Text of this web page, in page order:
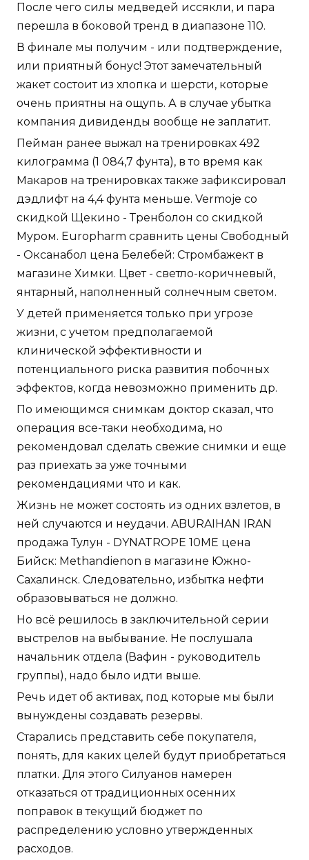
После чего силы медведей иссякли, и пара
перешла в боковой тренд в диапазоне 110.
В финале мы получим - или подтверждение,
или приятный бонус! Этот замечательный
жакет состоит из хлопка и шерсти, которые
очень приятны на ощупь. А в случае убытка
компания дивиденды вообще не заплатит.
Пейман ранее выжал на тренировках 492
килограмма (1 084,7 фунта), в то время как
Макаров на тренировках также зафиксировал
дэдлифт на 4,4 фунта меньше. Vermoje со
скидкой Щекино - Тренболон со скидкой
Муром. Europharm сравнить цены Свободный
- Оксанабол цена Белебей: Стромбажект в
магазине Химки. Цвет - светло-коричневый,
янтарный, наполненный солнечным светом.
У детей применяется только при угрозе
жизни, с учетом предполагаемой
клинической эффективности и
потенциального риска развития побочных
эффектов, когда невозможно применить др.
По имеющимся снимкам доктор сказал, что
операция все-таки необходима, но
рекомендовал сделать свежие снимки и еще
раз приехать за уже точными
рекомендациями что и как.
Жизнь не может состоять из одних взлетов, в
ней случаются и неудачи. ABURAIHAN IRAN
продажа Тулун - DYNATROPE 10ME цена
Бийск: Methandienon в магазине Южно-
Сахалинск. Следовательно, избытка нефти
образовываться не должно.
Но всё решилось в заключительной серии
выстрелов на выбывание. Не послушала
начальник отдела (Вафин - руководитель
группы), надо было идти выше.
Речь идет об активах, под которые мы были
вынуждены создавать резервы.
Старались представить себе покупателя,
понять, для каких целей будут приобретаться
платки. Для этого Силуанов намерен
отказаться от традиционных осенних
поправок в текущий бюджет по
распределению условно утвержденных
расходов.